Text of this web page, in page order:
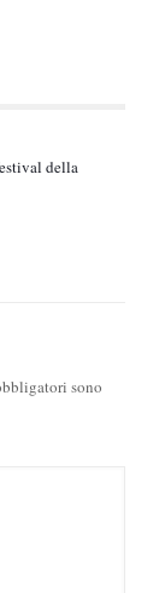
della
sono